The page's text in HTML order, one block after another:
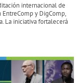
internacional de
y DigComp,
La iniciativa fortalecerá